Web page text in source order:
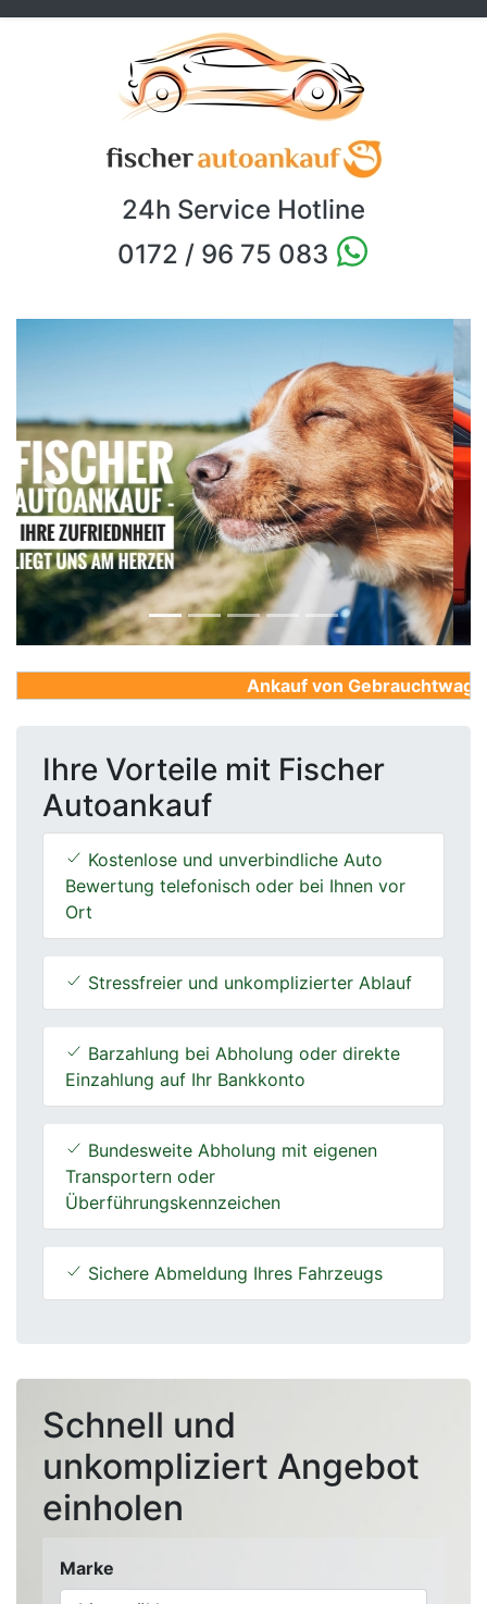
24h Service Hotline
0172 / 96 75 083
Previous Next
Ankauf von
Ihre Vorteile mit Fischer
Autoankauf
Kostenlose und unverbindliche Auto
Bewertung telefonisch oder bei Ihnen vor
Ort
Stressfreier und unkomplizierter Ablauf
Barzahlung bei Abholung oder direkte
Einzahlung auf Ihr Bankkonto
Bundesweite Abholung mit eigenen
Transportern oder
Überführungskennzeichen
Sichere Abmeldung Ihres Fahrzeugs
Schnell und
unkompliziert Angebot
einholen
Marke